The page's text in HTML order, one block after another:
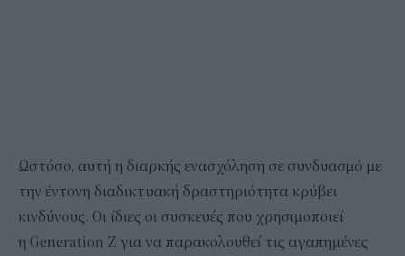
Ωστόσο, αυτή η διαρκής ενασχόληση σε συνδυασμό με
την έντονη διαδικτυακή δραστηριότητα κρύβει
κινδύνους. Οι ίδιες οι συσκευές που χρησιμοποιεί
η Generation Z για να παρακολουθεί τις αγαπημένες